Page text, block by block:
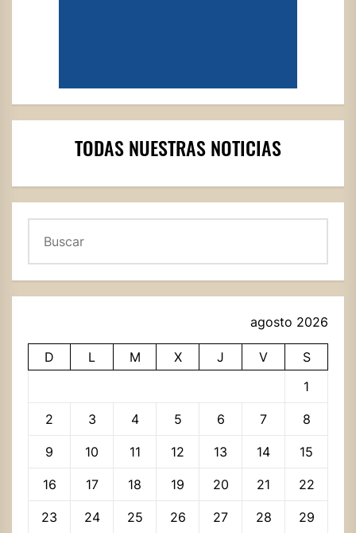
TODAS NUESTRAS NOTICIAS
agosto 2026
D L M X J V
S
1
2 3 4 5 6 7 8
9 10 11 12 13 14 15
16 17 18 19 20 21 22
23 24 25 26 27 28 29